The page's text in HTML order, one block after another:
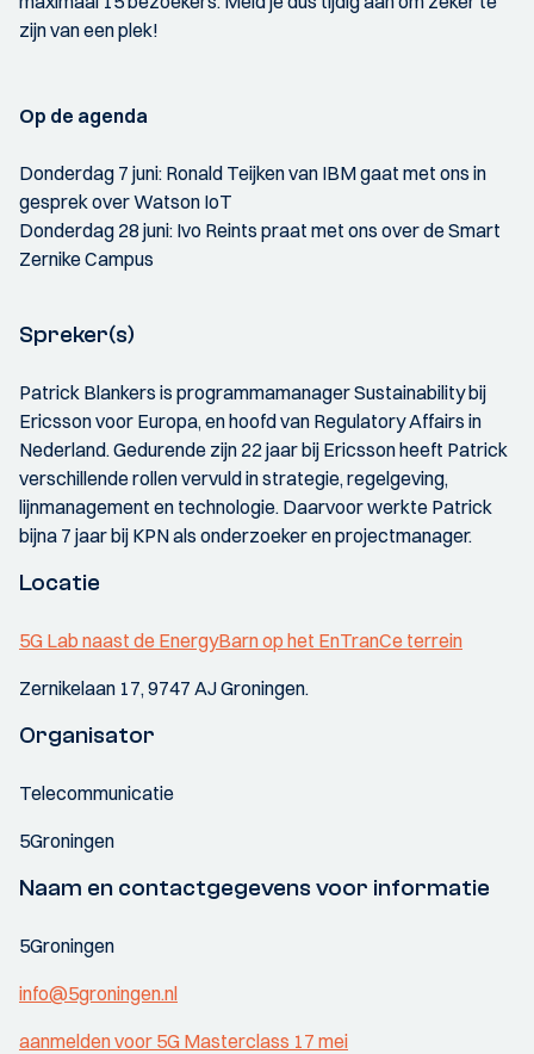
zijn van een plek!
Op de agenda
Donderdag 7 juni: Ronald Teijken van IBM gaat met ons in
gesprek over Watson IoT
Donderdag 28 juni: Ivo Reints praat met ons over de Smart
Zernike Campus
Spreker(s)
Patrick Blankers is programmamanager Sustainability bij
Ericsson voor Europa, en hoofd van Regulatory Affairs in
Nederland. Gedurende zijn 22 jaar bij Ericsson heeft Patrick
verschillende rollen vervuld in strategie, regelgeving,
lijnmanagement en technologie. Daarvoor werkte Patrick
bijna 7 jaar bij KPN als onderzoeker en projectmanager.
Locatie
5G Lab naast de EnergyBarn op het EnTranCe terrein
Zernikelaan 17, 9747 AJ Groningen.
Organisator
Telecommunicatie
5Groningen
Naam en contactgegevens voor informatie
5Groningen
info@5groningen.nl
aanmelden voor 5G Masterclass 17 mei